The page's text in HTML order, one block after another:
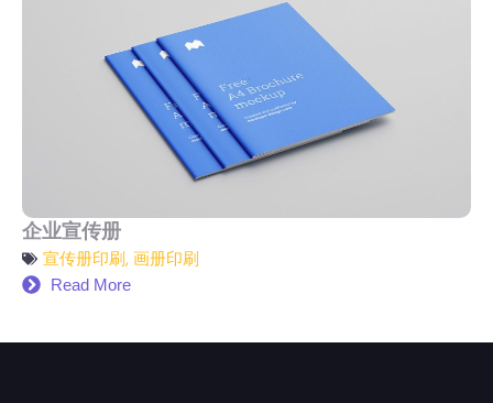
企业宣传册
宣传册印刷, 画册印刷
Read More